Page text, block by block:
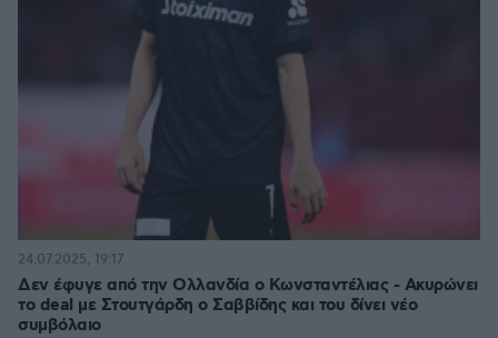
Δεν έφυγε από την Ολλανδία ο Κωνσταντέλιας - Ακυρώνει
το deal με Στουτγάρδη ο Σαββίδης και του δίνει νέο
συμβόλαιο
24.07.2025, 19:17